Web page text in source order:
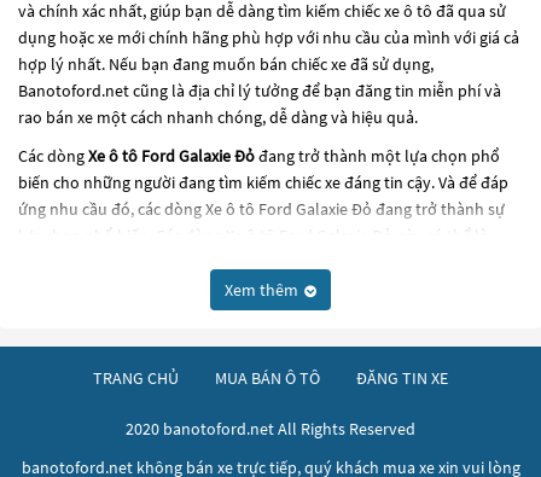
và chính xác nhất, giúp bạn dễ dàng tìm kiếm chiếc xe ô tô đã qua sử
dụng hoặc xe mới chính hãng phù hợp với nhu cầu của mình với giá cả
hợp lý nhất. Nếu bạn đang muốn bán chiếc xe đã sử dụng,
Banotoford.net cũng là địa chỉ lý tưởng để bạn đăng tin miễn phí và
rao bán xe một cách nhanh chóng, dễ dàng và hiệu quả.
Các dòngXe ô tô Ford Galaxie Đỏđang trở thành một lựa chọn phổ
biến cho những người đang tìm kiếm chiếc xe đáng tin cậy. Và để đáp
ứng nhu cầu đó, các dòngXe ô tô Ford Galaxie Đỏ đang trở thành sự
lựa chọn phổ biến. Các dòng
Xe ô tô Ford Galaxie Đỏ
này có thể là
thiết kế hiện đại và công nghệ tiên tiến. Các dòng
này đều được kiểm tra và bảo dưỡng kỹ lưỡng để đảm bảo chất
lượng và hiệu suất tốt nhất. Nếu bạn đang tìm kiếm một chiếc xe, hãy
khám phá các dòngXe ô tô Ford Galaxie Đỏ
này và chọn cho mình
Banotoford.net .
Xem thêm
TRANG CHỦ MUA BÁN Ô TÔ ĐĂNG TIN XE
2020 banotoford.net All Rights Reserved
banotoford.net không bán xe trực tiếp, quý khách mua xe xin vui lòng